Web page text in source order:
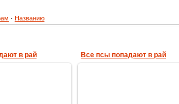
· Названию
в рай Все псы попадают в рай